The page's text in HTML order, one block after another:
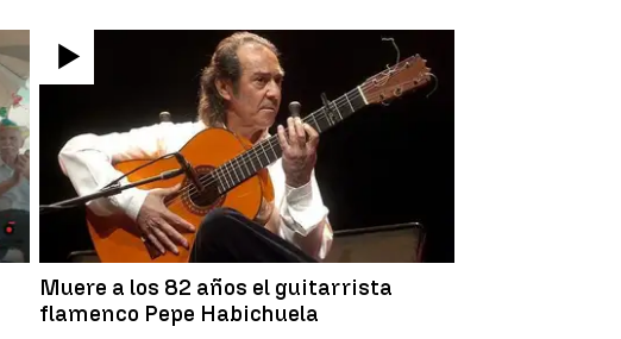
Muere a los 82 años el guitarrista
flamenco Pepe Habichuela